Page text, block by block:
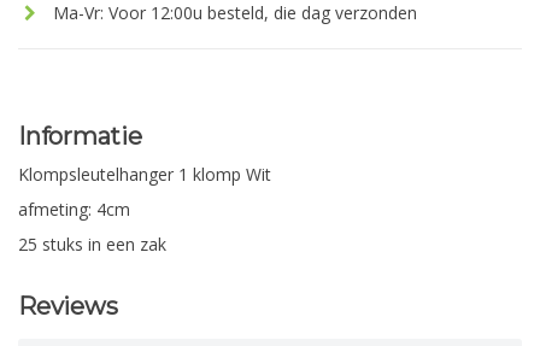
Ma-Vr: Voor 12:00u besteld, die dag verzonden
Informatie
Klompsleutelhanger 1 klomp Wit
afmeting: 4cm
25 stuks in een zak
Reviews